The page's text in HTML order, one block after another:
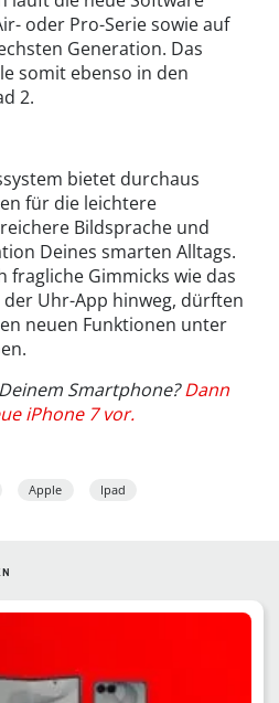
oder Pro-Serie sowie auf
Generation. Das
somit ebenso in den
2.
bietet durchaus
für die leichtere
Bildsprache und
Deines smarten Alltags.
fragliche Gimmicks wie das
der Uhr-App hinweg, dürften
neuen Funktionen unter
Smartphone?Dann
iPhone 7 vor.
Apple Ipad